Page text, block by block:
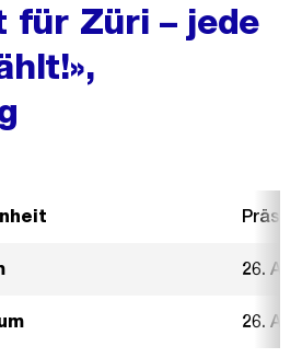
für Züri – jede
26.
26.